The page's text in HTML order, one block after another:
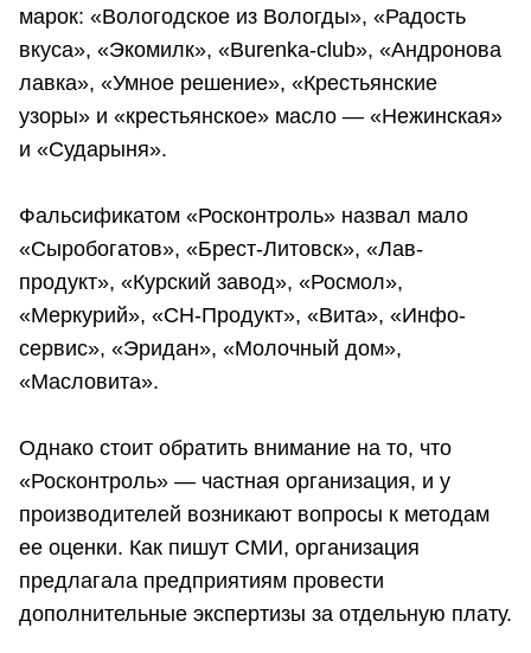
марок: «Вологодское из Вологды», «Радость
вкуса», «Экомилк», «Burenka-club», «Андронова
лавка», «Умное решение», «Крестьянские
узоры» и «крестьянское» масло — «Нежинская»
и «Сударыня».
Фальсификатом «Росконтроль» назвал мало
«Сыробогатов», «Брест-Литовск», «Лав-
продукт», «Курский завод», «Росмол»,
«Меркурий», «СН-Продукт», «Вита», «Инфо-
сервис», «Эридан», «Молочный дом»,
«Масловита».
Однако стоит обратить внимание на то, что
«Росконтроль» — частная организация, и у
производителей возникают вопросы к методам
ее оценки. Как пишут СМИ, организация
предлагала предприятиям провести
дополнительные экспертизы за отдельную плату.